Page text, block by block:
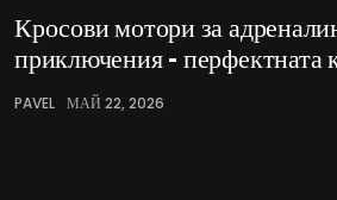
Кросови мотори за
приключения – перфектната
PAVEL МАЙ 22, 2026